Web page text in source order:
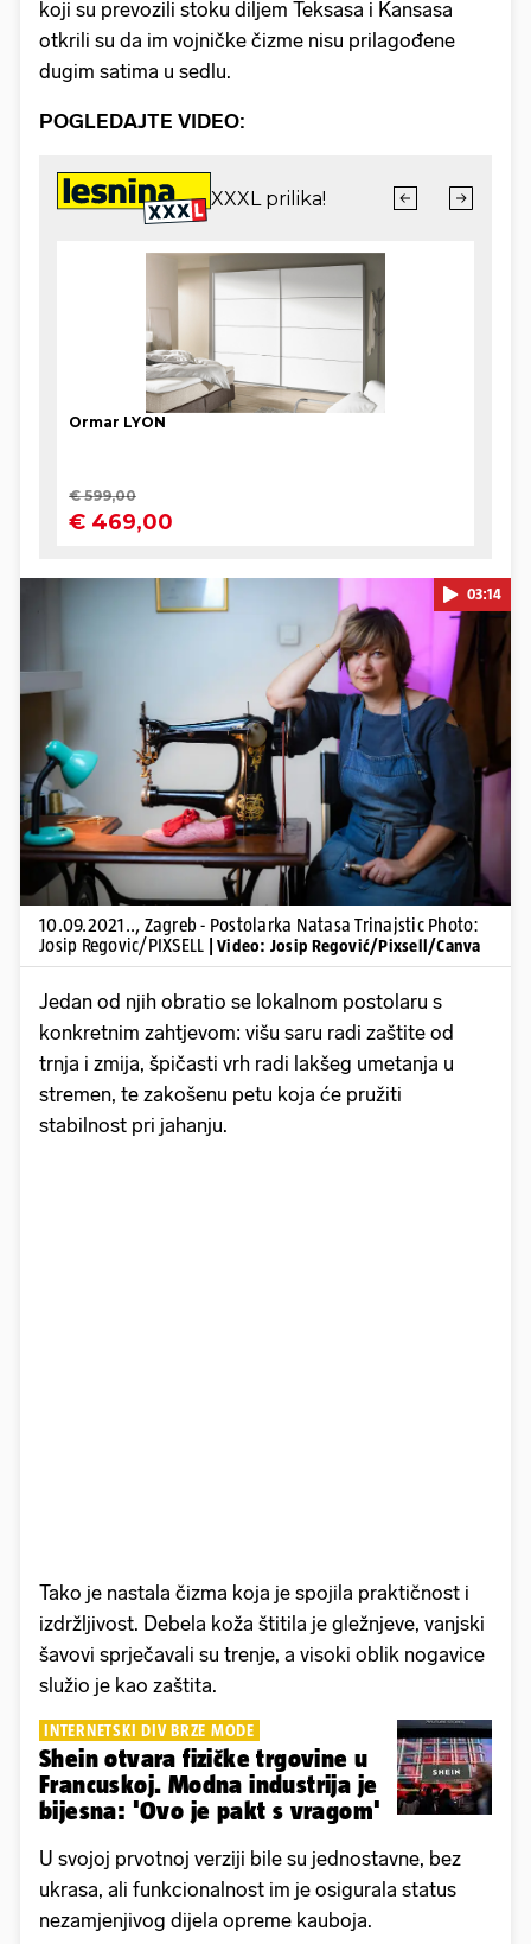
koji su prevozili stoku diljem Teksasa i Kansasa
otkrili su da im vojničke čizme nisu prilagođene
dugim satima u sedlu.
POGLEDAJTE VIDEO:
Pokretanje videa...
03:14
10.09.2021.., Zagreb - Postolarka Natasa Trinajstic Photo:
Josip Regovic/PIXSELL
| Video: Josip Regović/Pixsell/Canva
Jedan od njih obratio se lokalnom postolaru s
konkretnim zahtjevom: višu saru radi zaštite od
trnja i zmija, špičasti vrh radi lakšeg umetanja u
stremen, te zakošenu petu koja će pružiti
stabilnost pri jahanju.
Tako je nastala čizma koja je spojila praktičnost i
izdržljivost. Debela koža štitila je gležnjeve, vanjski
šavovi sprječavali su trenje, a visoki oblik nogavice
služio je kao zaštita.
INTERNETSKI DIV BRZE MODE
Shein otvara fizičke trgovine u
Francuskoj. Modna industrija je
bijesna: 'Ovo je pakt s vragom'
U svojoj prvotnoj verziji bile su jednostavne, bez
ukrasa, ali funkcionalnost im je osigurala status
nezamjenjivog dijela opreme kauboja.